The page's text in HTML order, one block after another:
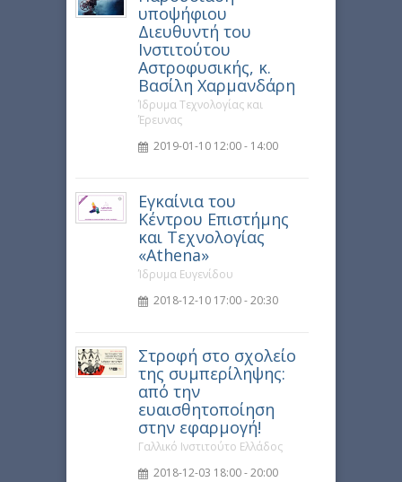
υποψήφιου
Διευθυντή του
Ινστιτούτου
Αστροφυσικής, κ.
Βασίλη Χαρμανδάρη
Ίδρυμα Τεχνολογίας και
Έρευνας
2019-01-10 12:00 - 14:00
Εγκαίνια του
Κέντρου Επιστήμης
και Τεχνολογίας
«Athena»
Ίδρυμα Ευγενίδου
2018-12-10 17:00 - 20:30
Στροφή στο σχολείο
της συμπερίληψης:
από την
ευαισθητοποίηση
στην εφαρμογή!
Γαλλικό Ινστιτούτο Ελλάδος
2018-12-03 18:00 - 20:00